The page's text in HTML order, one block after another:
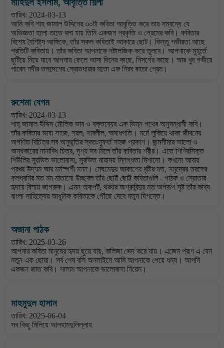
মাহিদুল ইসলাম, আবৃত্তি শিল্পী
তারিখ: 2024-03-13
আমি কবি শাহ জামাল উদ্দিনের ৩০টা কবিতা আবৃত্তি করে তার সম্বন্ধে যে
অভিজ্ঞতা হলো তাতে বলা যায় তিনি একজন প্রকৃতি ও প্রেমের কবি। কবিতার
বিশেষ বৈশিষ্ট্য আঙ্গিকে, তাঁর সকল কবিতাই আকারে ছোট। কিন্তু গভীরতা আছে
প্রতিটি কবিতায়। তাঁর কবিতা আপনাকে নষ্টালজিক করে তুলবে। আপনাকে মুহূর্তে
ছুটিয়ে নিয়ে যাবে আপনার ফেলে আসা দিনের কাছে, নিসর্গের কাছে। আর খুব গভীরে
পাবেন নদীর তলদেশের স্রোতধারার মতো এক নিরব বহতা প্রেম।
রুশেমা বেগম
তারিখ: 2024-03-13
শাহ্ জামাল উদ্দিন মৌলিক ভাব ও বক্তব্যের এক ভিন্ন পথের অনুসন্ধানী কবি।
তাঁর কবিতার ভাষা সহজ, সরল, সাবলীল, অবাধগতি। মর্মে লুকিয়ে থাকা জীবনের
অগণিত বিচিত্র সব অনুভূতির স্বতঃস্ফুর্ত সহজ প্রকাশ। জন্মসীমার আলো ও
অন্ধকারের নানাবিধ চিত্র, দৃশ্য সব মিলে তাঁর কবিতার শরীর। এতে শিশিরসিক্ত
শিউলির সুরভিত ভালোবাসা, সুরভিত মায়াময় স্নিগ্ধতা মিশানো। কখনো আবার
প্রখর উদ্যম আর মর্মস্পর্শী মনন। মেঘমেদুর আকাশের বৃষ্টির মত, সমুদ্রের তরঙ্গের
কলধ্বনির মত মন মাতানো উচ্ছ্বল তাঁর ছোট্ট ছোট্ট কবিতাগুলি - পাঠক ও স্রোতার
হৃদয়ে বিস্ময় জাগরুক। এমন অকপট, থরথর অশ্রুবিন্দুর মত অপরূপ সৃষ্ট তাঁর কাব্য
বাংলা সাহিত্যের আধুনিক কবিতাকে পৌঁছে দেবে নতুন দিগন্তে।
অজানা পাঠক
তারিখ: 2025-03-26
আপনার কবিতা মানুষের হৃদয় ছুয়ে যায়, কলিজা ভেদ করে যায়। এজেন প্রাণ এ যেন
নতুন এক ছোয়া। সর্ব শেষ বলি অনলাইনে আমি আপনাকে পেয়ে ধন্য। আপনি
একজন জাত কবি। সালাম আপনাকে ভালোবাসা নিয়েন।
মাহমুদুল হাসান
তারিখ: 2025-06-04
সব কিছু মিলিয়ে আলহামদুলিল্লাহ